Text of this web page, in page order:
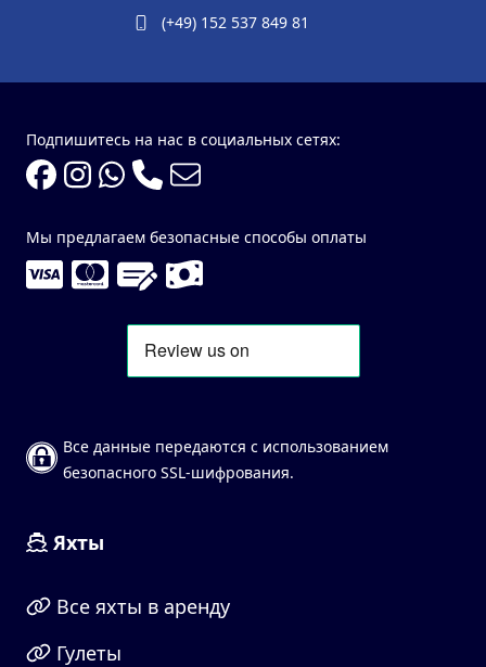
(+49) 152 537 849 81
Подпишитесь на нас в социальных сетях:
Мы предлагаем безопасные способы оплаты
Все данные передаются с использованием
безопасного SSL-шифрования.
Яхты
Все яхты в аренду
Гулеты